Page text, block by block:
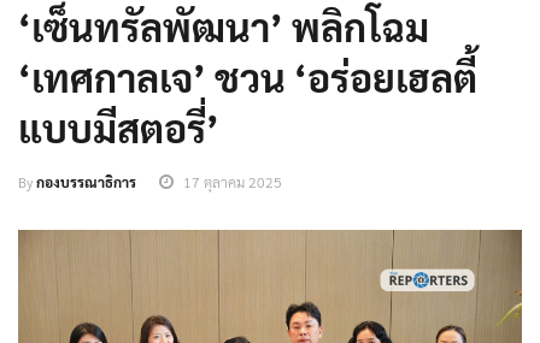
‘เซ็นทรัลพัฒนา’ พลิกโฉม
‘เทศกาลเจ’ ชวน ‘อร่อยเฮลตี้
แบบมีสตอรี่’
Byกองบรรณาธิการ 17 ตุลาคม 2025